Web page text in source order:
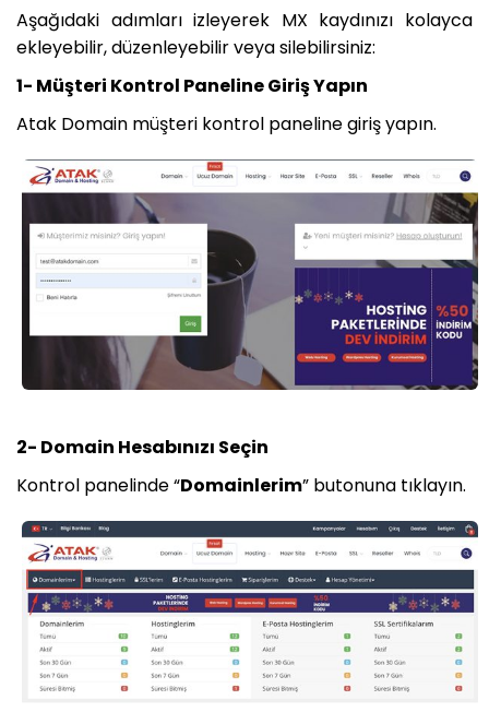
Aşağıdaki adımları izleyerek MX kaydınızı kolayca
ekleyebilir, düzenleyebilir veya silebilirsiniz:
1- Müşteri Kontrol Paneline Giriş Yapın
Atak Domain müşteri kontrol paneline giriş yapın.
2- Domain Hesabınızı Seçin
Kontrol panelinde “Domainlerim” butonuna tıklayın.